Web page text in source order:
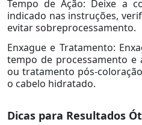
Tempo de Ação: Deixe a
indicado nas instruções,
evitar sobreprocessamento.
Enxague e Tratamento:
tempo de processamento
ou tratamento pós-
o cabelo hidratado.
Dicas para Resultados